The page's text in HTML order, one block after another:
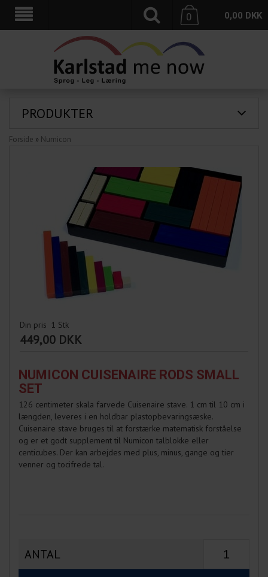
0,00 DKK
0
PRODUKTER
Forside » Numicon
Din pris 1 Stk
449,00 DKK
NUMICON CUISENAIRE RODS SMALL
SET
126 centimeter skala farvede Cuisenaire stave. 1 cm til 10 cm i
længden, leveres i en holdbar plastopbevaringsæske.
Cuisenaire stave bruges til at forstærke matematisk forståelse
og er et godt supplement til Numicon talblokke eller
centicubes. Der kan arbejdes med plus, minus, gange og tier
venner og tocifrede tal.
ANTAL